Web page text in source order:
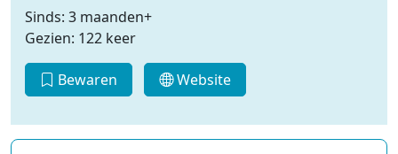
Sinds: 3 maanden+
Gezien: 122 keer
Bewaren Website